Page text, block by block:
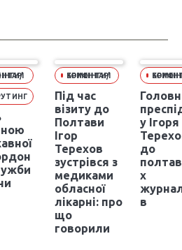
БРИФІНГИ/КОМЕНТАРІ
Під час
візиту до
Полтави
Ігор
Терехов
зустрівся з
медиками
обласної
лікарні: про
що
говорили
БРИФІНГИ/
у Ігоря
до
х
в